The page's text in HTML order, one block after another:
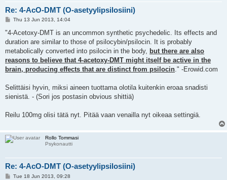
Re: 4-AcO-DMT (O-asetyylipsilosiini)
PThu 13 Jun 2013, 14:04
"4-Acetoxy-DMT is an uncommon synthetic psychedelic. Its effects and
duration are similar to those of psilocybin/psilocin. It is probably
metabolically converted into psilocin in the body, but there are also
reasons to believe that 4-acetoxy-DMT might itself be active in the
brain, producing effects that are distinct from psilocin." -Erowid.com
Selittäisi hyvin, miksi aineen tuottama olotila kuitenkin eroaa snadisti
sienistä. - (Sori jos postasin obvious shittiä)
Reilu 100mg olisi tätä nyt. Pitää vaan venailla nyt oikeaa settingiä.
Rollo Tommasi
Psykonautti
Re: 4-AcO-DMT (O-asetyylipsilosiini)
PTue 18 Jun 2013, 09:28